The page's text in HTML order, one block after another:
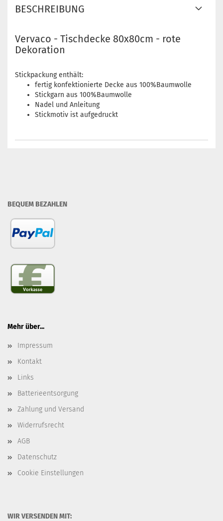
BESCHREIBUNG
Vervaco - Tischdecke 80x80cm - rote
Dekoration
Stickpackung enthält:
fertig konfektionierte Decke aus 100%Baumwolle
Stickgarn aus 100%Baumwolle
Nadel und Anleitung
Stickmotiv ist aufgedruckt
BEQUEM BEZAHLEN
Mehr über...
Impressum
Kontakt
Links
Batterieentsorgung
Zahlung und Versand
Widerrufsrecht
AGB
Datenschutz
Cookie Einstellungen
WIR VERSENDEN MIT: